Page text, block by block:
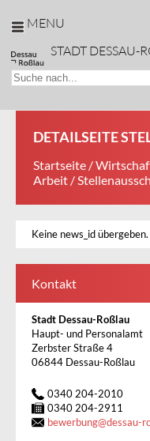
MENU
STADT DESSAU-
DETAILSEITE
Startseite /
Arbeit /
Keine news_id übergeben.
Kontakt
Stadt Dessau-Roßlau
Haupt- und Personalamt
Zerbster Straße 4
06844 Dessau-Roßlau
0340 204-2010
0340 204-2911
bewerbung@dessau-